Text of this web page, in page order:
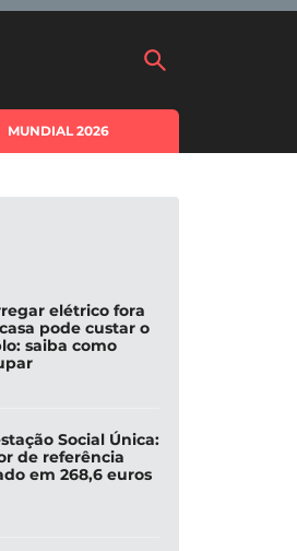
MUNDIAL 2026
elétrico fora
pode custar o
saiba como
Social Única:
de referência
em 268,6 euros